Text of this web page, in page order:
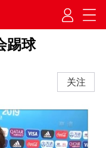
踢球
关注